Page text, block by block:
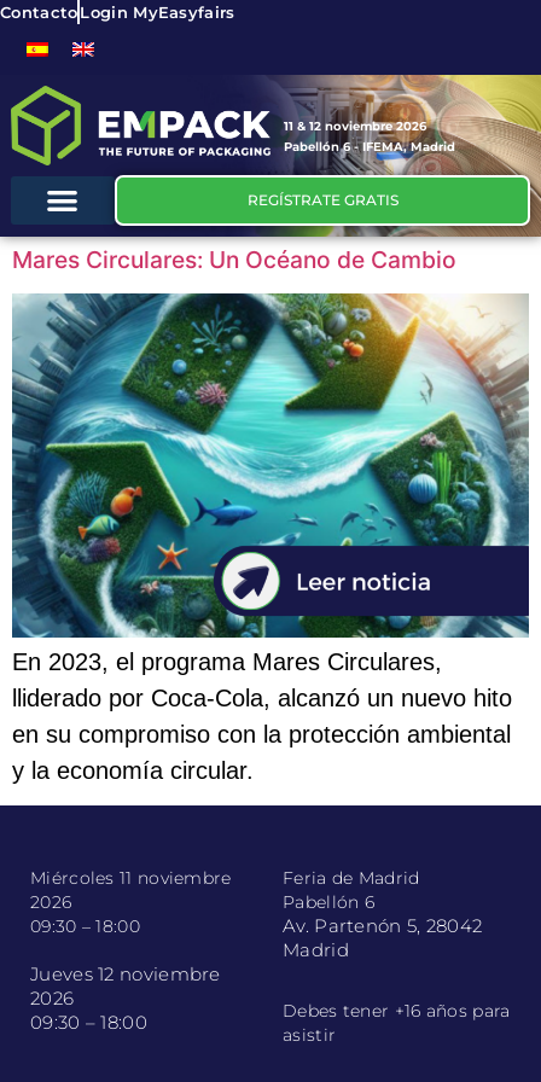
ContactoLogin MyEasyfairs
11 & 12 noviembre 2026
Pabellón 6 - IFEMA, Madrid
REGÍSTRATE GRATIS
Mares Circulares: Un Océano de Cambio
En 2023, el programa Mares Circulares,
lliderado por Coca-Cola, alcanzó un nuevo hito
en su compromiso con la protección ambiental
y la economía circular.
Miércoles 11 noviembre
2026
09:30 – 18:00
Jueves 12 noviembre
2026
09:30 – 18:00
Feria de Madrid
Pabellón 6
Av. Partenón 5, 28042
Madrid
Debes tener +16 años para
asistir